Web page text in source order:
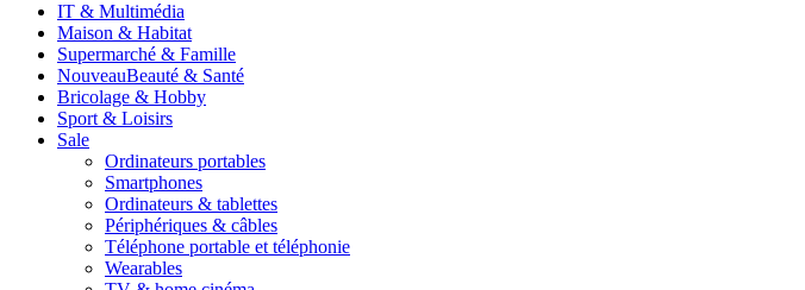
IT & Multimédia
Maison & Habitat
Supermarché & Famille
NouveauBeauté & Santé
Bricolage & Hobby
Sport & Loisirs
Sale
Ordinateurs portables
Smartphones
Ordinateurs & tablettes
Périphériques & câbles
Téléphone portable et téléphonie
Wearables